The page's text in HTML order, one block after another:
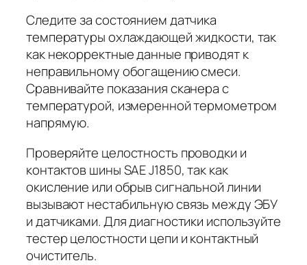
Следите за состоянием датчика
температуры охлаждающей жидкости, так
как некорректные данные приводят к
неправильному обогащению смеси.
Сравнивайте показания сканера с
температурой, измеренной термометром
напрямую.
Проверяйте целостность проводки и
контактов шины SAE J1850, так как
окисление или обрыв сигнальной линии
вызывают нестабильную связь между ЭБУ
и датчиками. Для диагностики используйте
тестер целостности цепи и контактный
очиститель.